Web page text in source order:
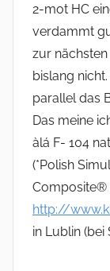
2-mot HC
verdammt
zur
bislang
parallel das
Das meine
àlá F- 104
(*Polish
Composite®
http://
in Lublin (bei